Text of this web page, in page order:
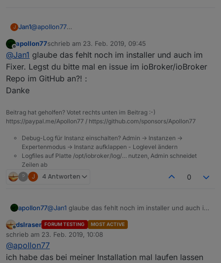
J Jan1@apollon77
node)
Steht aber auch so in der Doku des Adapter.
Offline
apollon77schrieb am 23. Feb. 2019, 09:45
zuletzt editiert von
@Jan1 glaube das fehlt noch im installer und auch im
Fixer. Legst du bitte mal en issue im ioBroker/ioBroker
Repo im GitHub an?! :
Danke
Beitrag hat geholfen? Votet rechts unten im Beitrag :-)
https://paypal.me/Apollon77 / https://github.com/sponsors/Apollon77
Debug-Log für Instanz einschalten? Admin -> Instanzen ->
Expertenmodus -> Instanz aufklappen - Loglevel ändern
Logfiles auf Platte /opt/iobroker/log/… nutzen, Admin schneidet
Zeilen ab
? J 4 Antworten 0
apollon77@Jan1 glaube das fehlt noch im installer und auch im
ioBroker/ioBroker Repo im GitHub an?! :
Danke
Offline
dslraser FORUM TESTING MOST ACTIVE
schrieb am 23. Feb. 2019, 10:08
zuletzt editiert von
@apollon77
ich habe das bei meiner Installation mal laufen lassen